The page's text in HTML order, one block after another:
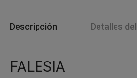
Descripción Detalles
FALESIA